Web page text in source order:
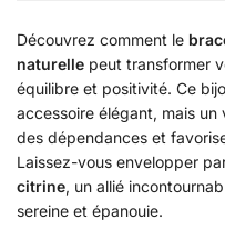
Découvrez comment le
naturelle peut transformer
équilibre et positivité. Ce
accessoire élégant, mais
des dépendances et
Laissez-vous envelopper
citrine, un allié
sereine et épanouie.